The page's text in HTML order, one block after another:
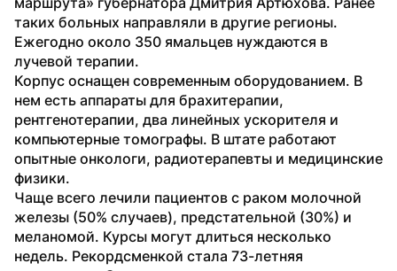
таких больных направляли в другие регионы.
Ежегодно около 350 ямальцев нуждаются в
лучевой терапии.
Корпус оснащен современным оборудованием. В
нем есть аппараты для брахитерапии,
рентгенотерапии, два линейных ускорителя и
компьютерные томографы. В штате работают
опытные онкологи, радиотерапевты и медицинские
физики.
Чаще всего лечили пациентов с раком молочной
железы (50% случаев), предстательной (30%) и
меланомой. Курсы могут длиться несколько
недель. Рекордсменкой стала 73-летняя